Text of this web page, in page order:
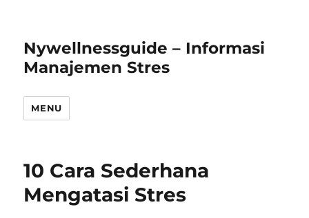
Nywellnessguide – Informasi
Manajemen Stres
MENU
10 Cara Sederhana
Mengatasi Stres